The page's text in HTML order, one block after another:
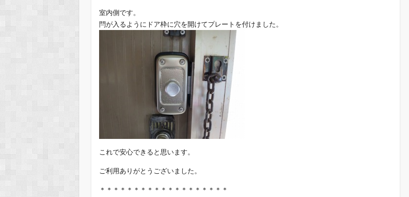
室内側です。
閂が入るようにドア枠に穴を開けてプレートを付けました。
これで安心できると思います。
ご利用ありがとうございました。
＊＊＊＊＊＊＊＊＊＊＊＊＊＊＊＊＊＊＊